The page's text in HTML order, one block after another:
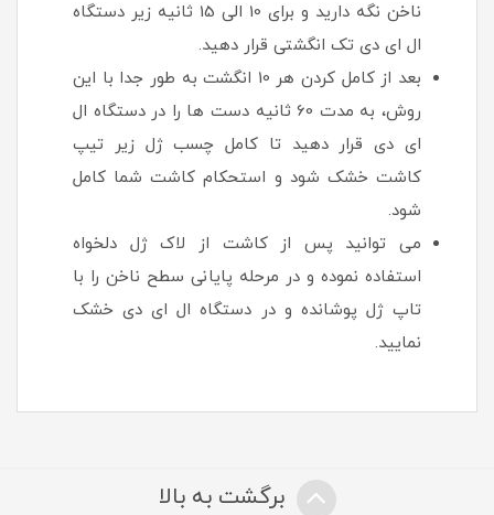
ناخن نگه دارید و برای 10 الی 15 ثانیه زیر دستگاه
ال ای دی تک انگشتی قرار دهید.
بعد از کامل کردن هر 10 انگشت به طور جدا با این
روش، به مدت 60 ثانیه دست ها را در دستگاه ال
ای دی قرار دهید تا کامل چسب ژل زیر تیپ
کاشت خشک شود و استحکام کاشت شما کامل
شود.
می توانید پس از کاشت از لاک ژل دلخواه
استفاده نموده و در مرحله پایانی سطح ناخن را با
تاپ ژل پوشانده و در دستگاه ال ای دی خشک
نمایید.
برگشت به بالا